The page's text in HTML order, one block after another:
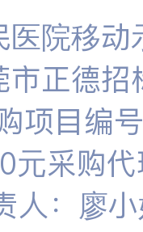
医院移
市正德
项目编
元采购
人：廖